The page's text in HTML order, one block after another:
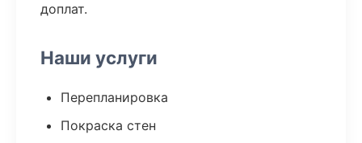
доплат.
Наши услуги
Перепланировка
Покраска стен